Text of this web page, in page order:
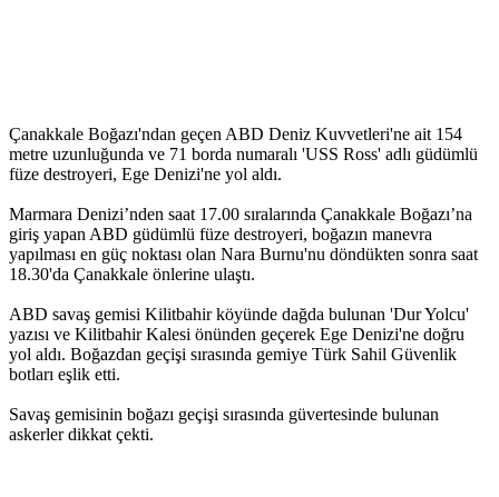
Çanakkale Boğazı'ndan geçen ABD Deniz Kuvvetleri'ne ait 154
metre uzunluğunda ve 71 borda numaralı 'USS Ross' adlı güdümlü
füze destroyeri, Ege Denizi'ne yol aldı.
Marmara Denizi’nden saat 17.00 sıralarında Çanakkale Boğazı’na
giriş yapan ABD güdümlü füze destroyeri, boğazın manevra
yapılması en güç noktası olan Nara Burnu'nu döndükten sonra saat
18.30'da Çanakkale önlerine ulaştı.
ABD savaş gemisi Kilitbahir köyünde dağda bulunan 'Dur Yolcu'
yazısı ve Kilitbahir Kalesi önünden geçerek Ege Denizi'ne doğru
yol aldı. Boğazdan geçişi sırasında gemiye Türk Sahil Güvenlik
botları eşlik etti.
Savaş gemisinin boğazı geçişi sırasında güvertesinde bulunan
askerler dikkat çekti.